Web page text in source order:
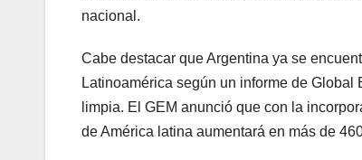
nacional.
Cabe destacar que Argentina ya se
Latinoamérica según un informe de
limpia. El GEM anunció que con la
de América latina aumentará en más de